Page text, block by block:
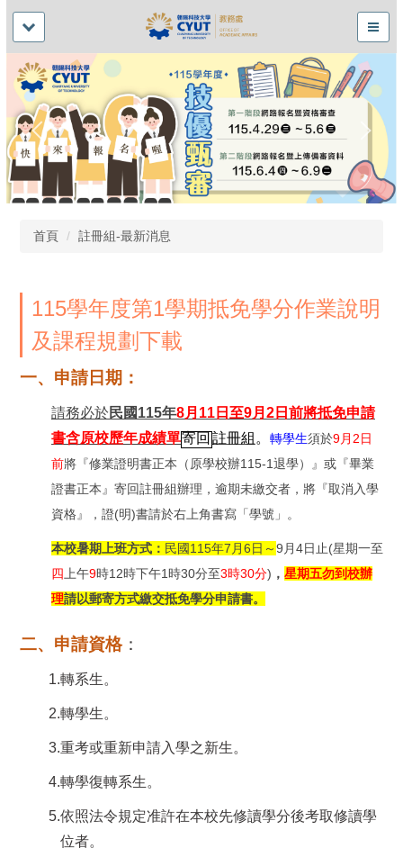
首頁 註冊組-最新消息
115學年度第1學期抵免學分作業說明
及課程規劃下載
一、申請日期：
請務必於民國115年8月11 日至9月 2 日前將抵免申請
書含原校歷年成績單寄回 註冊組 。 轉學生須於9月2日
前將『修業證明書正本（原學校辦115-1退學）』或『畢業
證書正本』寄回註冊組辦理，逾期未繳交者，將『取消入學
資格』，證(明)書請於右上角書寫「學號」。
本校暑期上班方式： 民國115年7月6日～9月4日止(星期一至
四上午9時12時下午1時30分至3時30分) ， 星期五勿到校辦
理請以郵寄方式繳交抵免學分申請書。
二、 申請資格：
1.轉系生。
2.轉學生。
3.重考或重新申請入學之新生。
4.轉學復轉系生。
5.依照法令規定准許在本校先修讀學分後考取修讀學
位者。